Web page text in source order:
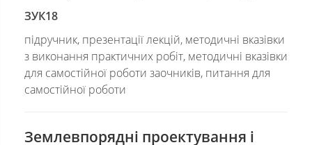
ЗУК18
підручник, презентації лекцій, методичні вказівки
з виконання практичних робіт, методичні вказівки
для самостійної роботи заочників, питання для
самостійної роботи
Землевпорядні проектування і